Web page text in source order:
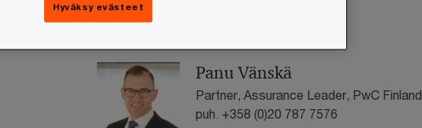
Panu Vänskä
Partner, Assurance Leader, PwC Finland
puh. +358 (0)20 787 7576
Hyväksy evästeet